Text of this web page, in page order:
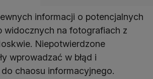
informacji o potencjalnych
widocznych na fotografiach z
Niepotwierdzone
wprowadzać w błąd i
chaosu informacyjnego.